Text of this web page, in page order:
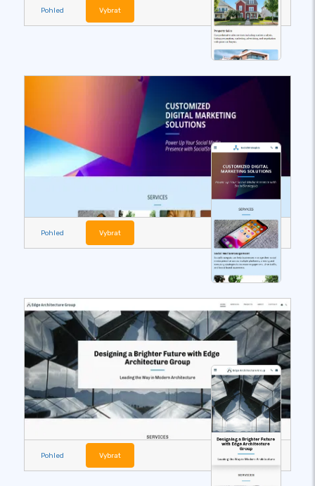
Pohled Vybrat
Pohled Vybrat
Pohled Vybrat